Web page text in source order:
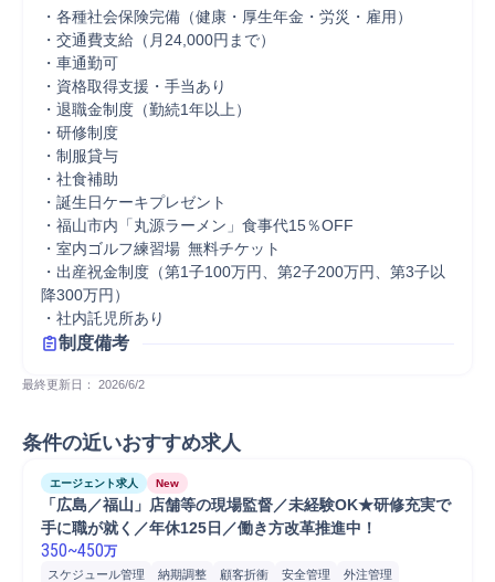
・各種社会保険完備（健康・厚生年金・労災・雇用）
・交通費支給（月24,000円まで）
・車通勤可
・資格取得支援・手当あり
・退職金制度（勤続1年以上）
・研修制度
・制服貸与
・社食補助
・誕生日ケーキプレゼント
・福山市内「丸源ラーメン」食事代15％OFF
・室内ゴルフ練習場 無料チケット
・出産祝金制度（第1子100万円、第2子200万円、第3子以
降300万円）
・社内託児所あり
制度備考
最終更新日： 2026/6/2
条件の近いおすすめ求人
エージェント求人 New
「広島／福山」店舗等の現場監督／未経験OK★研修充実で
手に職が就く／年休125日／働き方改革推進中！
350~450万
スケジュール管理 納期調整 顧客折衝 安全管理
外注管理